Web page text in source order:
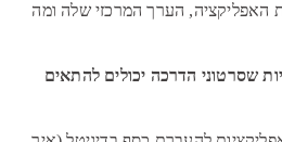
האפליקציה, הערך המרכזי שלה ומה
שסרטוני הדרכה יכולים להתאים